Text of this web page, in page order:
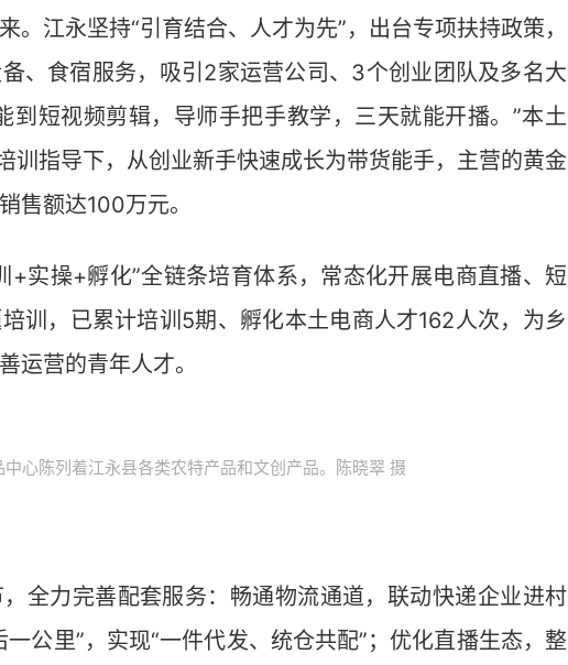
江永坚持“引育结合、人才为先”，出台专项扶持政策，
、食宿服务，吸引2家运营公司、3个创业团队及多名大
到短视频剪辑，导师手把手教学，三天就能开播。”本土
训指导下，从创业新手快速成长为带货能手，主营的黄金
售额达100万元。
操+孵化”全链条培育体系，常态化开展电商直播、短
训，已累计培训5期、孵化本土电商人才162人次，为乡
运营的青年人才。
中心陈列着江永县各类农特产品和文创产品。陈晓翠 摄
力完善配套服务：畅通物流通道，联动快递企业进村
公里”，实现“一件代发、统仓共配”；优化直播生态，整